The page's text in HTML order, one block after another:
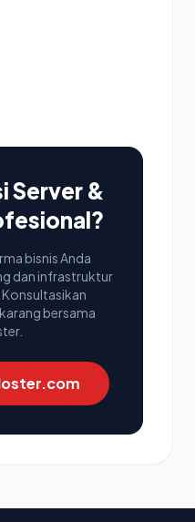
Server &
bisnis Anda
dan infrastruktur
bersama